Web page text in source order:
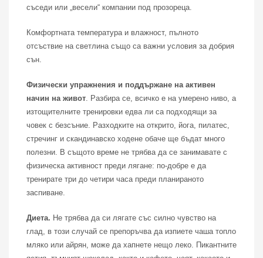
съседи или „весели“ компании под прозореца.
Комфортната температура и влажност, пълното
отсъствие на светлина също са важни условия за добрия
сън.
Физически упражнения и поддържане на активен
начин на живот. Разбира се, всичко е на умерено ниво, а
изтощителните тренировки едва ли са подходящи за
човек с безсъние. Разходките на открито, йога, пилатес,
стречинг и скандинавско ходене обаче ще бъдат много
полезни. В същото време не трябва да се занимавате с
физическа активност преди лягане: по-добре е да
тренирате три до четири часа преди планираното
заспиване.
Диета. Не трябва да си лягате със силно чувство на
глад, в този случай се препоръчва да изпиете чаша топло
мляко или айрян, може да хапнете нещо леко. Пикантните